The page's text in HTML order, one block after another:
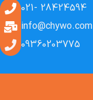
28424594 -021
info@chywo.com
09360203775